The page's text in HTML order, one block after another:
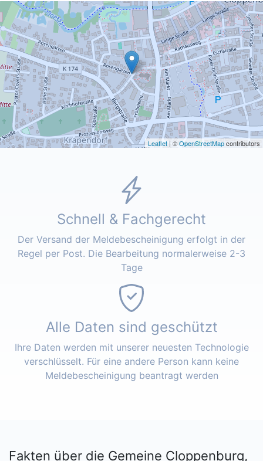
Leaflet | ©OpenStreetMapcontributors
Schnell & Fachgerecht
Der Versand der Meldebescheinigung erfolgt in der
Regel per Post. Die Bearbeitung normalerweise 2-3
Tage
Alle Daten sind geschützt
Ihre Daten werden mit unserer neuesten Technologie
verschlüsselt. Für eine andere Person kann keine
Meldebescheinigung beantragt werden
Fakten über die Gemeine Cloppenburg,